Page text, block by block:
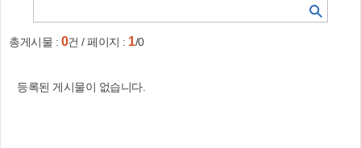
총게시물 : 0건 / 페이지 : 1/0
등록된 게시물이 없습니다.